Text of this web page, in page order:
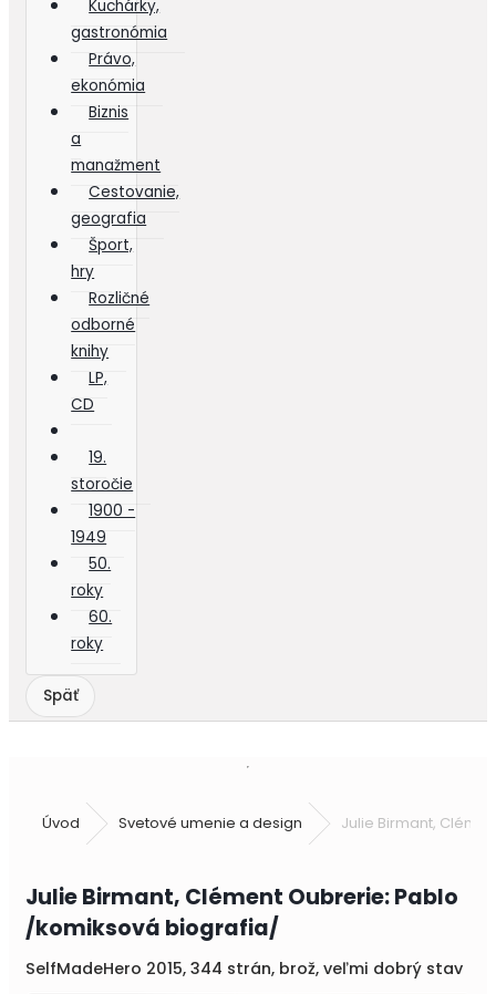
Kuchárky,
gastronómia
Právo,
ekonómia
Biznis
a
manažment
Cestovanie,
geografia
Šport,
hry
Rozličné
odborné
knihy
LP,
CD
19.
storočie
1900 -
1949
50.
roky
60.
roky
Úvod Svetové umenie a design Julie Birmant,
Julie Birmant, Clément Oubrerie: Pablo
/komiksová biografia/
SelfMadeHero 2015, 344 strán, brož, veľmi dobrý stav